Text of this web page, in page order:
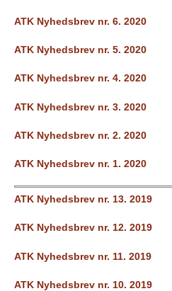
ATK Nyhedsbrev nr. 6. 2020
ATK Nyhedsbrev nr. 5. 2020
ATK Nyhedsbrev nr. 4. 2020
ATK Nyhedsbrev nr. 3. 2020
ATK Nyhedsbrev nr. 2. 2020
ATK Nyhedsbrev nr. 1. 2020
ATK Nyhedsbrev nr. 13. 2019
ATK Nyhedsbrev nr. 12. 2019
ATK Nyhedsbrev nr. 11. 2019
ATK Nyhedsbrev nr. 10. 2019